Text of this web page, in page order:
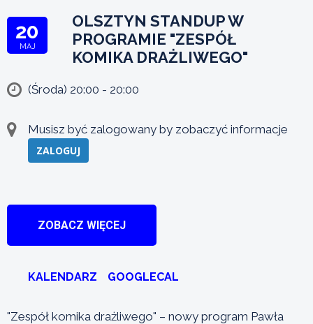
20
MAJ
OLSZTYN STANDUP W
PROGRAMIE "ZESPÓŁ
KOMIKA DRAŻLIWEGO"
(Środa) 20:00 - 20:00
Musisz być zalogowany by zobaczyć informacje
ZALOGUJ
ZOBACZ WIĘCEJ
KALENDARZ GOOGLECAL
"Zespół komika drażliwego" – nowy program Pawła